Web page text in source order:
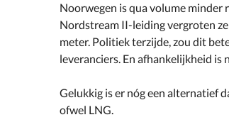
Noorwegen is qua volume minder
Nordstream II-leiding vergroten
meter. Politiek terzijde, zou dit
leveranciers. En afhankelijkheid
Gelukkig is er nóg een alternatief
ofwel LNG.